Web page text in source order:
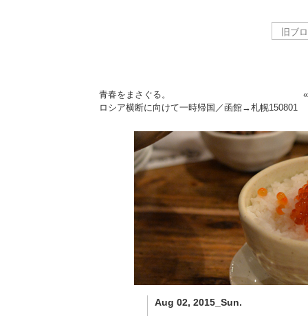
青春をまさぐる。
ロシア横断に向けて一時帰国／函館→札幌150801
Aug 02, 2015_Sun.